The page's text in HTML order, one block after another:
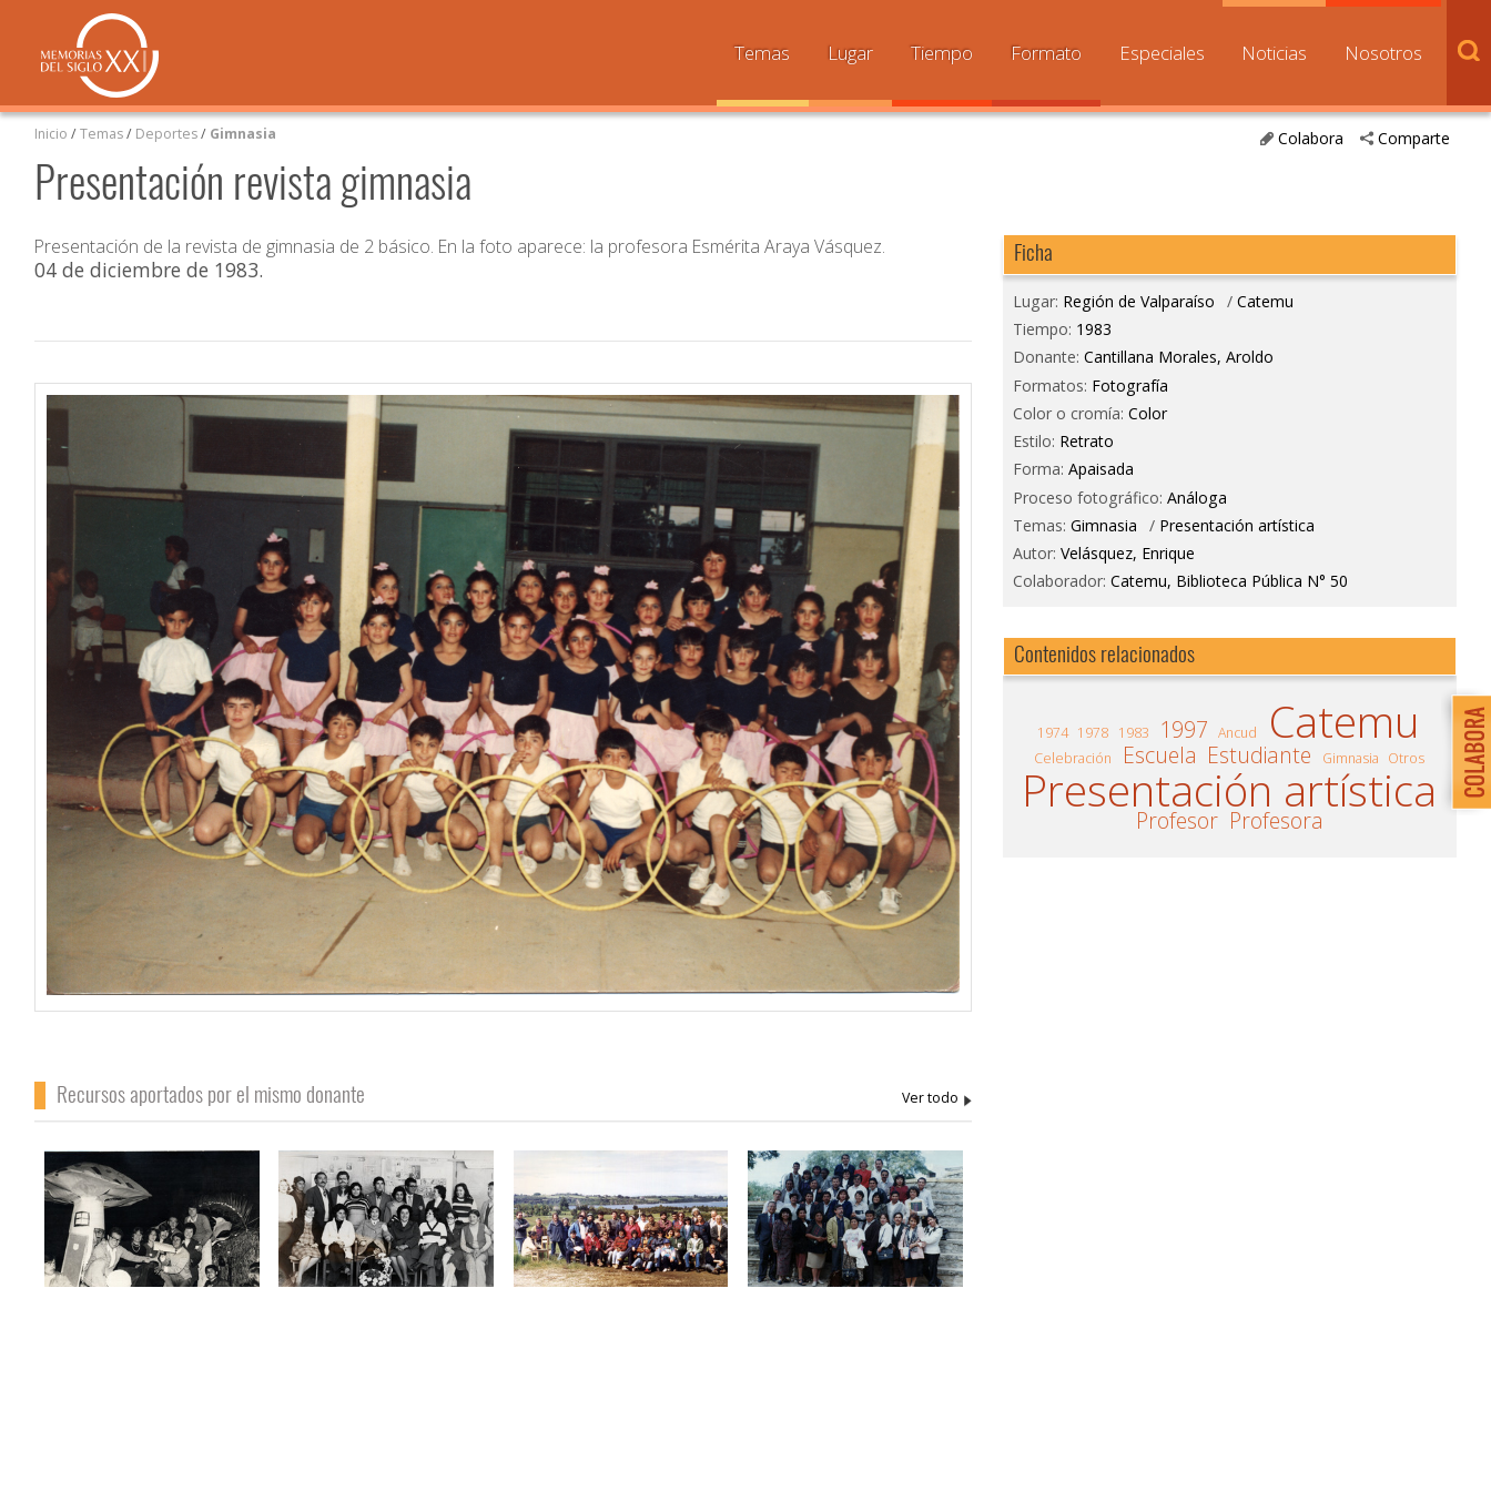
Temas Lugar Tiempo Formato Especiales Noticias Nosotros
Comparte
Colabora
Inicio /Temas/ Deportes/ Gimnasia
Presentación revista gimnasia
Presentación de la revista de gimnasia de 2 básico. En la foto aparece: la profesora Esmérita Araya Vásquez.
04 de diciembre de 1983.
Recursos aportados por el mismo donante
Ficha
Lugar: Región de Valparaíso / Catemu
Tiempo: 1983
Donante: Cantillana Morales, Aroldo
Formatos: Fotografía
Color o cromía: Color
Estilo: Retrato
Forma: Apaisada
Proceso fotográfico: Análoga
Temas: Gimnasia / Presentación artística
Autor: Velásquez, Enrique
Colaborador: Catemu, Biblioteca Pública N° 50
Contenidos relacionados
1974 1978 1983 1997 Ancud Catemu
Celebración Escuela Estudiante Gimnasia Otros
Presentación artística
Profesor Profesora